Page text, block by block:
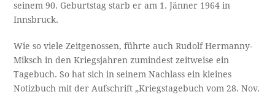
seinem 90. Geburtstag starb er am 1. Jänner 1964 in
Innsbruck.
Wie so viele Zeitgenossen, führte auch Rudolf Hermanny-
Miksch in den Kriegsjahren zumindest zeitweise ein
Tagebuch. So hat sich in seinem Nachlass ein kleines
Notizbuch mit der Aufschrift „Kriegstagebuch vom 28. Nov.